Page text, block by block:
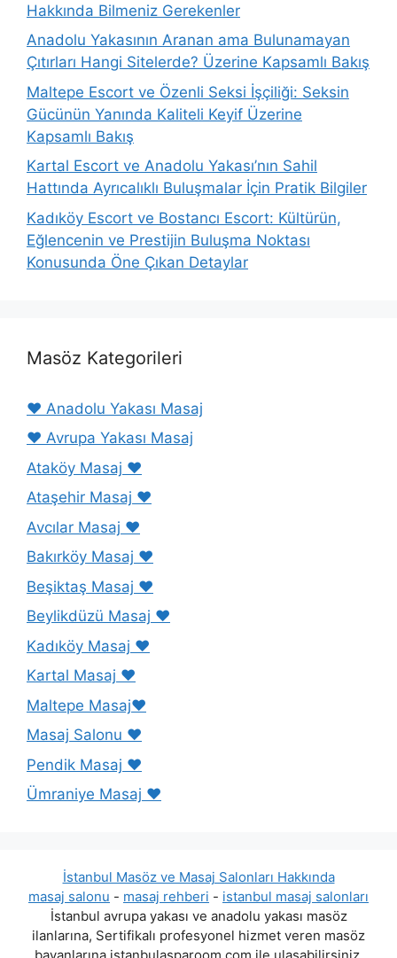
Hakkında Bilmeniz Gerekenler
Anadolu Yakasının Aranan ama Bulunamayan
Çıtırları Hangi Sitelerde? Üzerine Kapsamlı Bakış
Maltepe Escort ve Özenli Seksi İşçiliği: Seksin
Gücünün Yanında Kaliteli Keyif Üzerine
Kapsamlı Bakış
Kartal Escort ve Anadolu Yakası’nın Sahil
Hattında Ayrıcalıklı Buluşmalar İçin Pratik Bilgiler
Kadıköy Escort ve Bostancı Escort: Kültürün,
Eğlencenin ve Prestijin Buluşma Noktası
Konusunda Öne Çıkan Detaylar
Masöz Kategorileri
❤️ Anadolu Yakası Masaj
❤️ Avrupa Yakası Masaj
Ataköy Masaj ❤️
Ataşehir Masaj ❤️
Avcılar Masaj ❤️
Bakırköy Masaj ❤️
Beşiktaş Masaj ❤️
Beylikdüzü Masaj ❤️
Kadıköy Masaj ❤️
Kartal Masaj ❤️
Maltepe Masaj❤️
Masaj Salonu ❤️
Pendik Masaj ❤️
Ümraniye Masaj ❤️
İstanbul Masöz ve Masaj Salonları Hakkında
masaj salonu - masaj rehberi - istanbul masaj salonları
İstanbul avrupa yakası ve anadolu yakası masöz
ilanlarına, Sertifikalı profesyonel hizmet veren masöz